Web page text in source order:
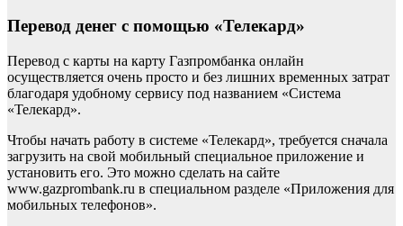
Перевод денег с помощью «Телекард»
Перевод с карты на карту Газпромбанка онлайн
осуществляется очень просто и без лишних временных затрат
благодаря удобному сервису под названием «Система
«Телекард».
Чтобы начать работу в системе «Телекард», требуется сначала
загрузить на свой мобильный специальное приложение и
установить его. Это можно сделать на сайте
www.gazprombank.ru в специальном разделе «Приложения для
мобильных телефонов».